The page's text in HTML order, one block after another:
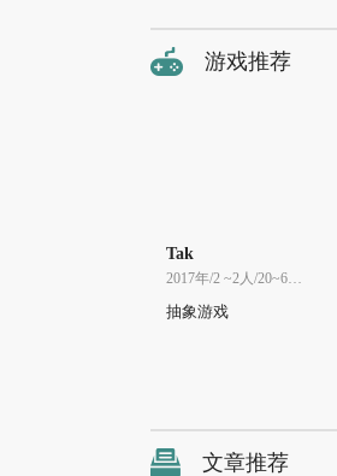
游戏推荐
Tak
2017年/2 ~2人/20~60分
抽象游戏
文章推荐